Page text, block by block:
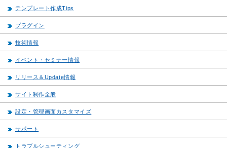
テンプレート作成Tips
プラグイン
技術情報
イベント・セミナー情報
リリース＆Update情報
サイト制作全般
設定・管理画面カスタマイズ
サポート
トラブルシューティング